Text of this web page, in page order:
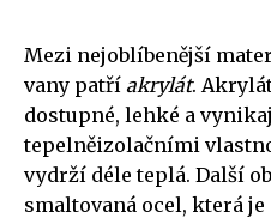
Mezi nejoblíbenější
vany patří akrylát.
dostupné, lehké a
tepelněizolačními
vydrží déle teplá. Další
smaltovaná ocel, která